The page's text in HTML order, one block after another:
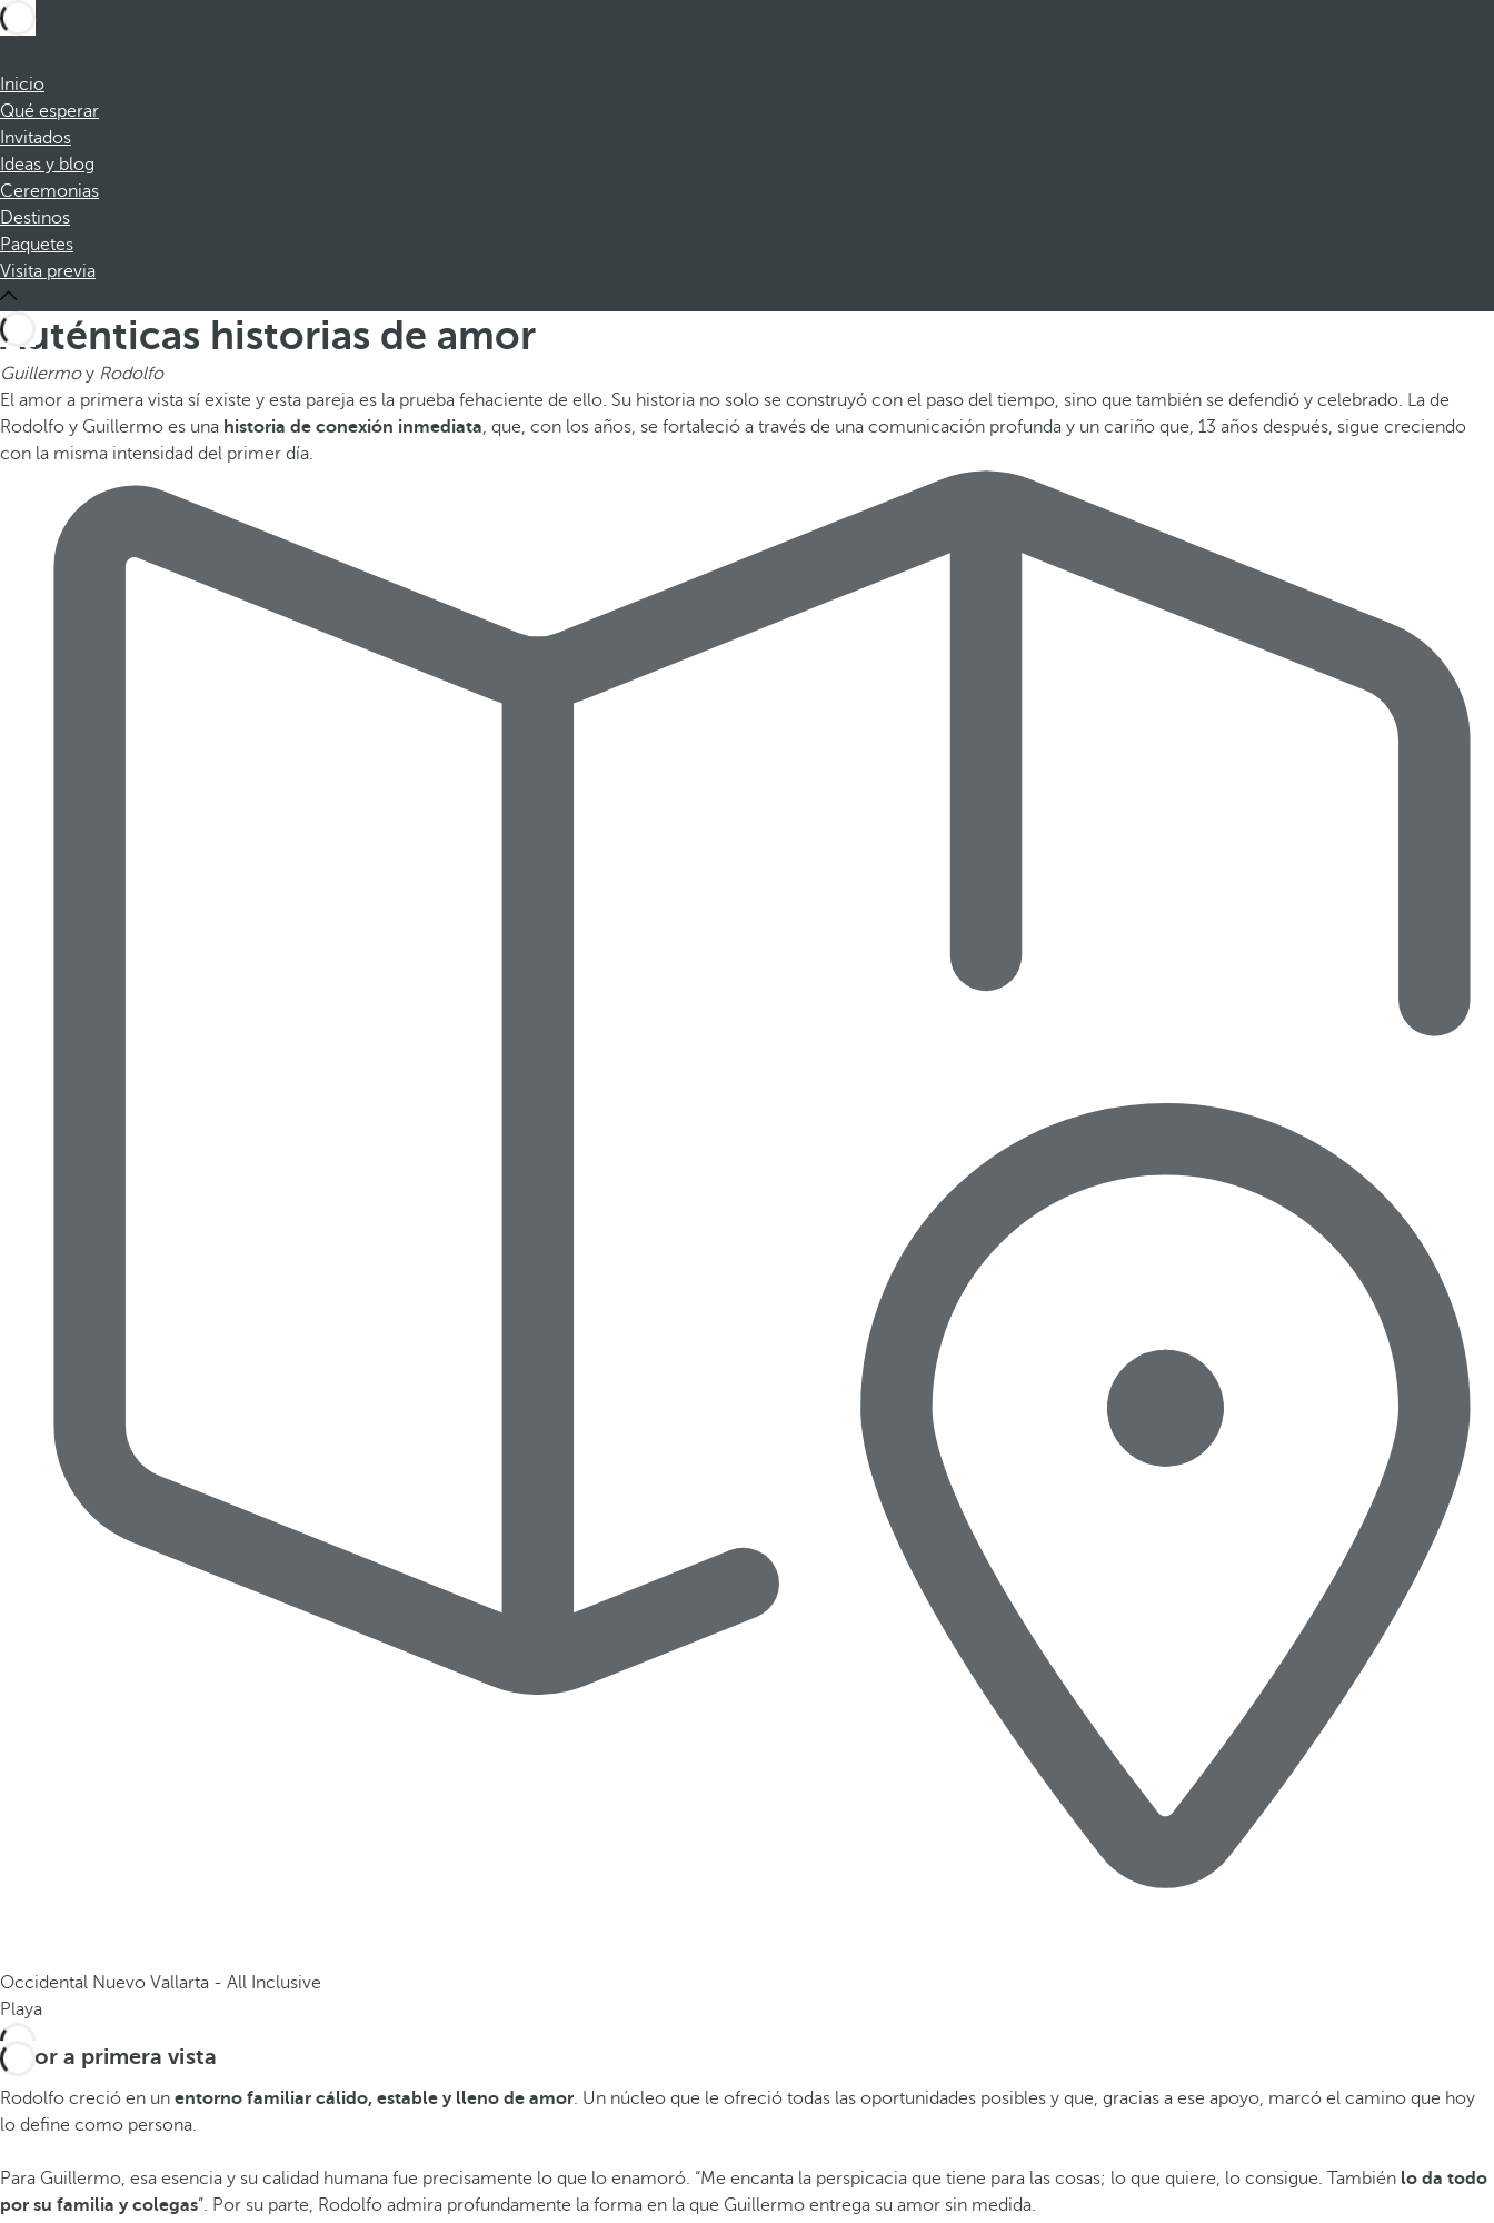
Inicio
Qué esperar
Invitados
Ideas y blog
Ceremonias
Destinos
Paquetes
Visita previa
Auténticas historias de amor
Guillermoy Rodolfo
El amor a primera vista sí existe y esta pareja es la prueba fehaciente de ello. Su historia no solo se construyó con el paso del tiempo, sino que también se defendió y celebrado. La de
Rodolfo y Guillermo es una historia de conexión inmediata, que, con los años, se fortaleció a través de una comunicación profunda y un cariño que, 13 años después, sigue creciendo
con la misma intensidad del primer día.
Occidental Nuevo Vallarta - All Inclusive
Playa
Amor a primera vista
Rodolfo creció en un entorno familiar cálido, estable y lleno de amor. Un núcleo que le ofreció todas las oportunidades posibles y que, gracias a ese apoyo, marcó el camino que hoy
lo define como persona.
Para Guillermo, esa esencia y su calidad humana fue precisamente lo que lo enamoró. “Me encanta la perspicacia que tiene para las cosas; lo que quiere, lo consigue. También lo da todo
por su familia y colegas”. Por su parte, Rodolfo admira profundamente la forma en la que Guillermo entrega su amor sin medida.